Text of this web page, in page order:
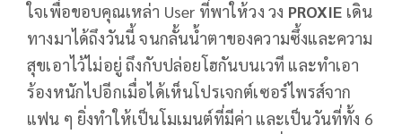
ใจเพื่อขอบคุณเหล่า User ที่พาให้วง วง PROXIE เดิน
ทางมาได้ถึงวันนี้ จนกลั้นน้ำตาของความซึ้งและความ
สุขเอาไว้ไม่อยู่ ถึงกับปล่อยโฮกันบนเวที และทำเอา
ร้องหนักไปอีกเมื่อได้เห็นโปรเจกต์เซอร์ไพรส์จาก
แฟน ๆ ยิ่งทำให้เป็นโมเมนต์ที่มีค่า และเป็นวันที่ทั้ง 6